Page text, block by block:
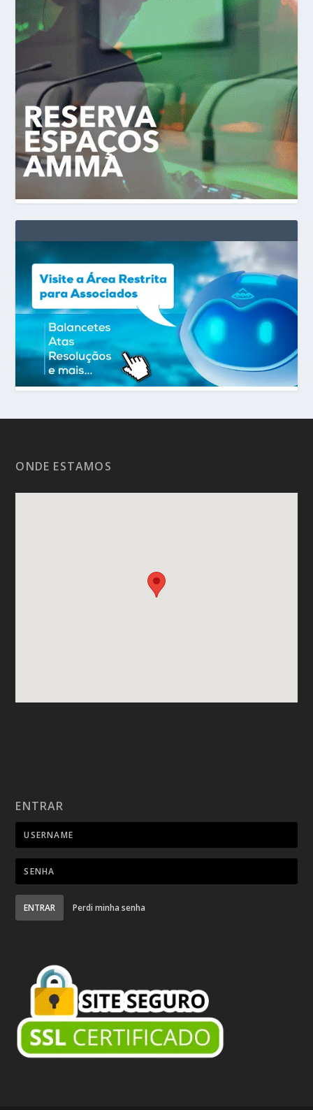
ONDE ESTAMOS
ENTRAR
ENTRAR Perdi minha senha